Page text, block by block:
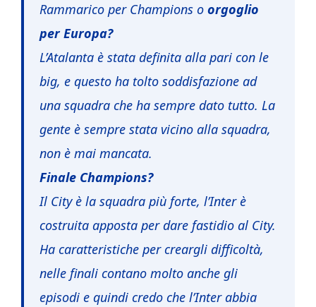
Rammarico per Champions o orgoglio
per Europa?
L’Atalanta è stata definita alla pari con le
big, e questo ha tolto soddisfazione ad
una squadra che ha sempre dato tutto. La
gente è sempre stata vicino alla squadra,
non è mai mancata.
Finale Champions?
Il City è la squadra più forte, l’Inter è
costruita apposta per dare fastidio al City.
Ha caratteristiche per creargli difficoltà,
nelle finali contano molto anche gli
episodi e quindi credo che l’Inter abbia